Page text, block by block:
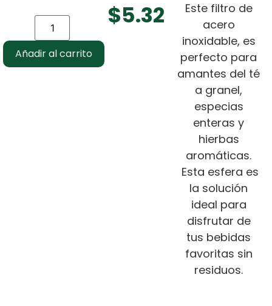
Añadir al carrito
$5.32
Este filtro de
acero
inoxidable, es
perfecto para
amantes del té
a granel,
especias
enteras y
hierbas
aromáticas.
Esta esfera es
la solución
ideal para
disfrutar de
tus bebidas
favoritas sin
residuos.